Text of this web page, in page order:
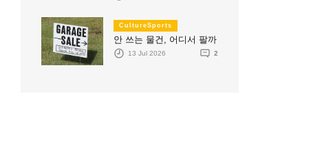
CultureSports
안 쓰는 물건, 어디서 팔까
13 Jul 2026 2